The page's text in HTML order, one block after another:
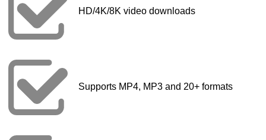
HD/4K/8K video downloads
Supports MP4, MP3 and 20+ formats